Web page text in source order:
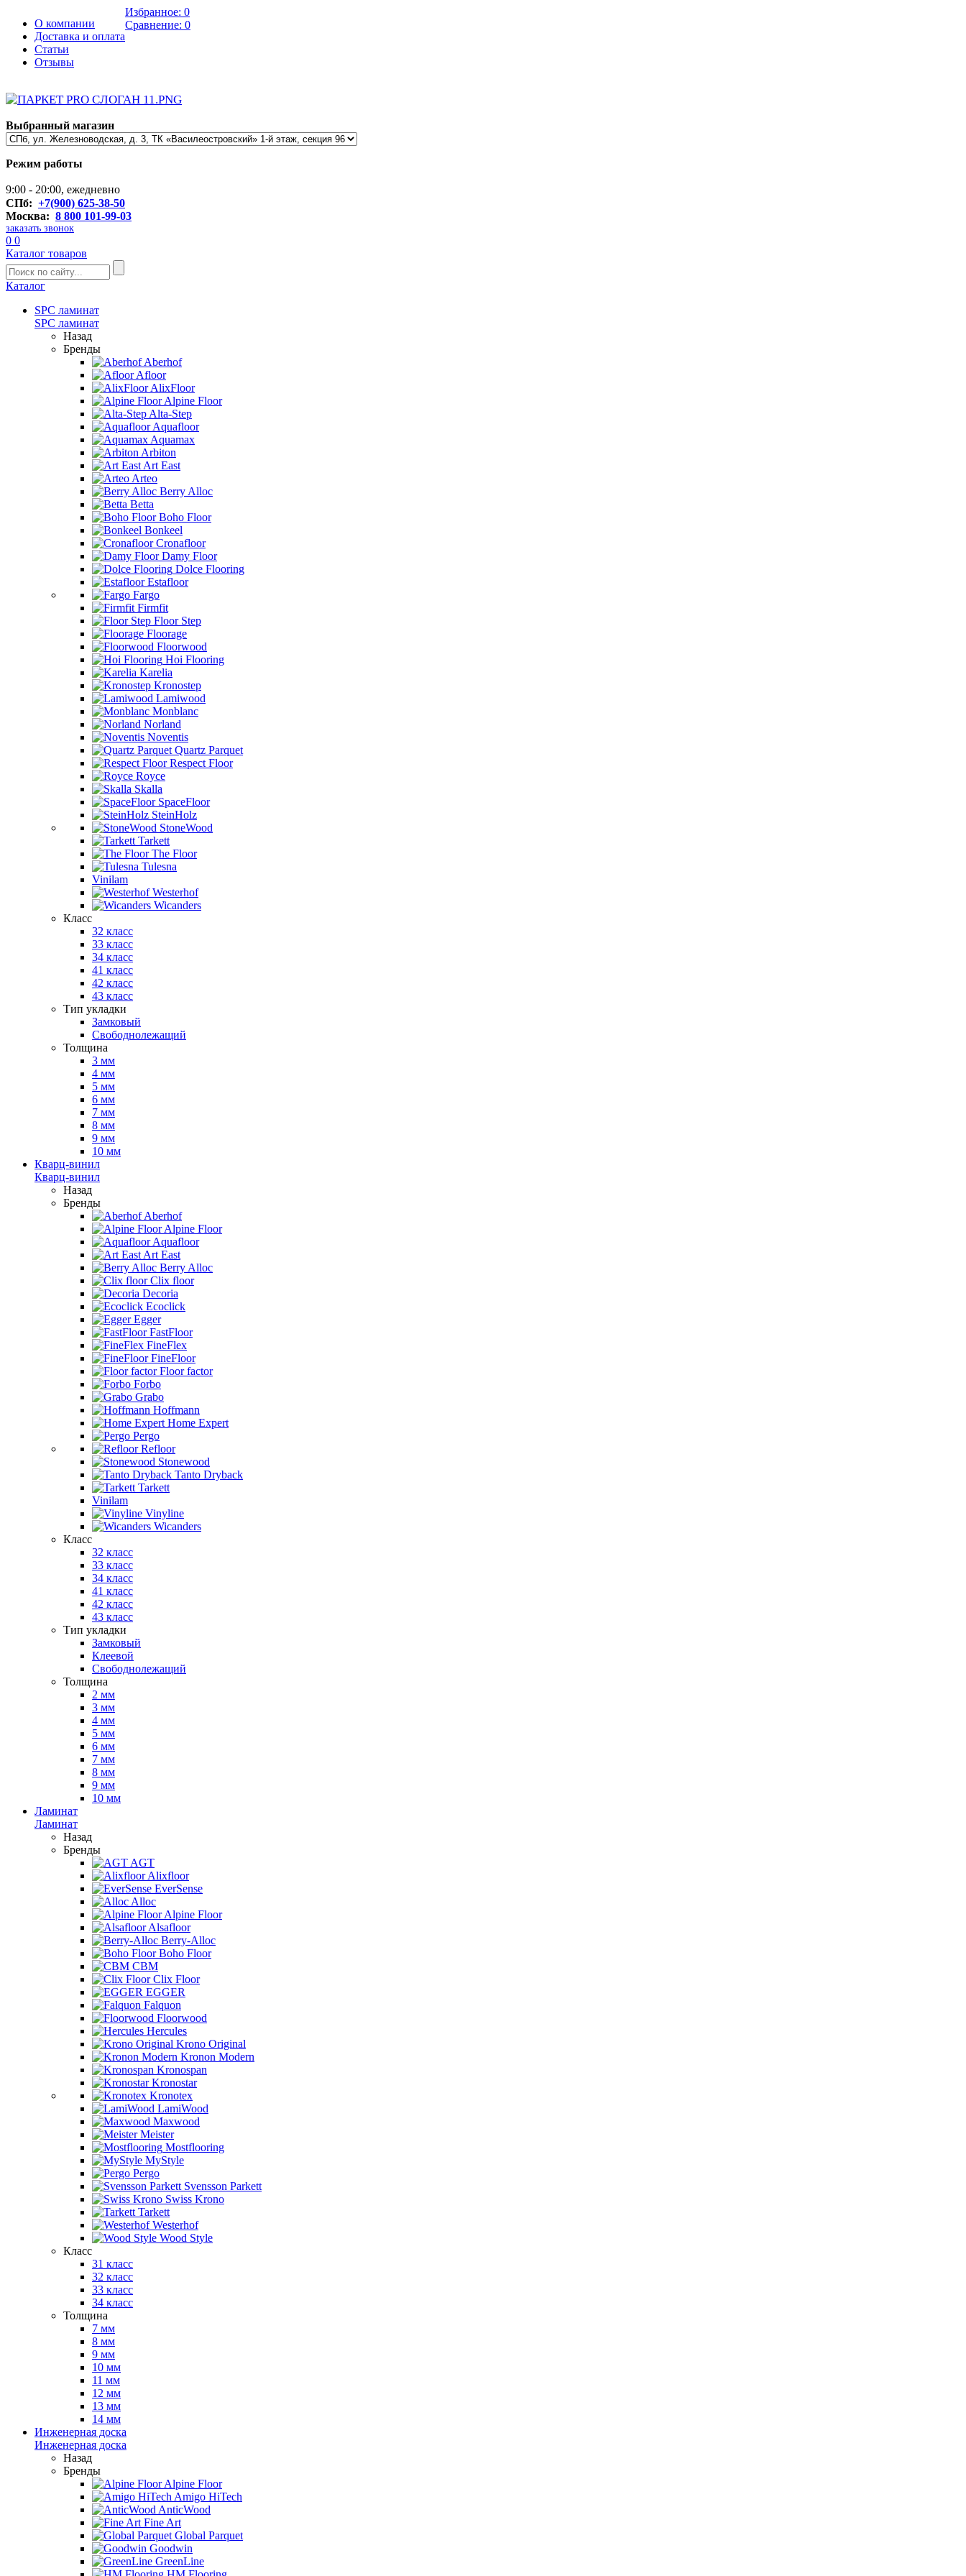
О компании
Доставка и оплата
Статьи
Отзывы
Избранное: 0
Сравнение: 0
Выбранный магазин
Режим работы
9:00 - 20:00, ежедневно
СПб: +7(900) 625-38-50
Москва: 8 800 101-99-03
заказать звонок
0 0
Каталог товаров
Каталог
SPC ламинат
SPC ламинат
Назад
Бренды
Aberhof
Afloor
AlixFloor
Alpine Floor
Alta-Step
Aquafloor
Aquamax
Arbiton
Art East
Arteo
Berry Alloc
Betta
Boho Floor
Bonkeel
Cronafloor
Damy Floor
Dolce Flooring
Estafloor
Fargo
Firmfit
Floor Step
Floorage
Floorwood
Hoi Flooring
Karelia
Kronostep
Lamiwood
Monblanc
Norland
Noventis
Quartz Parquet
Respect Floor
Royce
Skalla
SpaceFloor
SteinHolz
StoneWood
Tarkett
The Floor
Tulesna
Vinilam
Westerhof
Wicanders
Класс
32 класс
33 класс
34 класс
41 класс
42 класс
43 класс
Тип укладки
Замковый
Свободнолежащий
Толщина
3 мм
4 мм
5 мм
6 мм
7 мм
8 мм
9 мм
10 мм
Кварц-винил
Кварц-винил
Назад
Бренды
Aberhof
Alpine Floor
Aquafloor
Art East
Berry Alloc
Clix floor
Decoria
Ecoclick
Egger
FastFloor
FineFlex
FineFloor
Floor factor
Forbo
Grabo
Hoffmann
Home Expert
Pergo
Refloor
Stonewood
Tanto Dryback
Tarkett
Vinilam
Vinyline
Wicanders
Класс
32 класс
33 класс
34 класс
41 класс
42 класс
43 класс
Тип укладки
Замковый
Клеевой
Свободнолежащий
Толщина
2 мм
3 мм
4 мм
5 мм
6 мм
7 мм
8 мм
9 мм
10 мм
Ламинат
Ламинат
Назад
Бренды
AGT
Alixfloor
EverSense
Alloc
Alpine Floor
Alsafloor
Berry-Alloc
Boho Floor
CBM
Clix Floor
EGGER
Falquon
Floorwood
Hercules
Krono Original
Kronon Modern
Kronospan
Kronostar
Kronotex
LamiWood
Maxwood
Meister
Mostflooring
MyStyle
Pergo
Svensson Parkett
Swiss Krono
Tarkett
Westerhof
Wood Style
Класс
31 класс
32 класс
33 класс
34 класс
Толщина
7 мм
8 мм
9 мм
10 мм
11 мм
12 мм
13 мм
14 мм
Инженерная доска
Инженерная доска
Назад
Бренды
Alpine Floor
Amigo HiTech
AnticWood
Fine Art
Global Parquet
Goodwin
GreenLine